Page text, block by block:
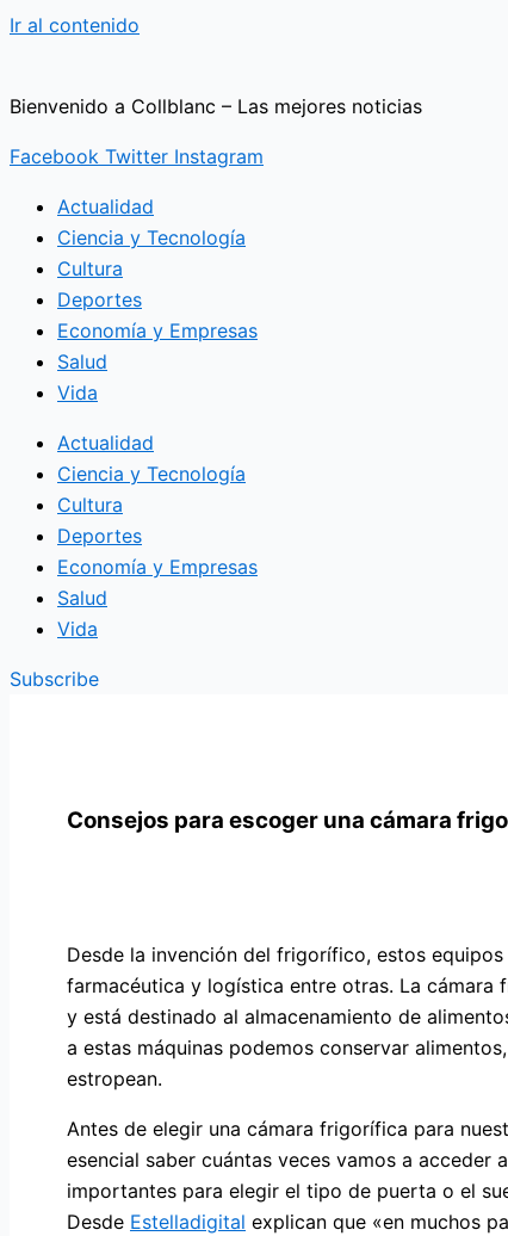
Ir al contenido
Bienvenido a Collblanc – Las mejores noticias
Facebook Twitter Instagram
Actualidad
Ciencia y Tecnología
Cultura
Deportes
Economía y Empresas
Salud
Vida
Actualidad
Ciencia y Tecnología
Cultura
Deportes
Economía y Empresas
Salud
Vida
Subscribe
Consejos para escoger una cámara
Desde la invención del frigorífico, estos
farmacéutica y logística entre otras. La
y está destinado al almacenamiento de
a estas máquinas podemos conservar
estropean.
Antes de elegir una cámara frigorífica para
esencial saber cuántas veces vamos a
importantes para elegir el tipo de puerta o el
Desde Estelladigital explican que «en muchos